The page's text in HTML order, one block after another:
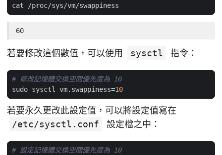
60
若要修改這個數值，可以使用 sysctl 指令：
# 修改記憶體交換空間優先度為 10
sudo sysctl vm.swappiness=10
若要永久更改此設定值，可以將設定值寫在
/etc/sysctl.conf
設定檔之中：
# 設定記憶體交換空間優先度為 10